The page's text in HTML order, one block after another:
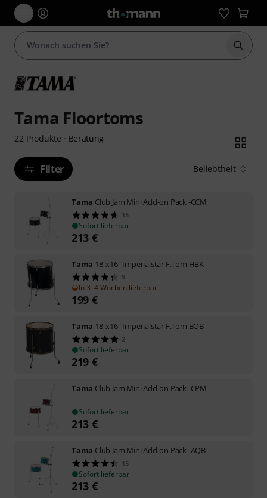
Suche
Tama Floortoms
22 Produkte · Beratung
Filter Beliebtheit
Tama Club Jam Mini Add-on Pack -CCM
15
Sofort lieferbar
213 €
Tama 18"x16" Imperialstar F.Tom HBK
5
In 3–4 Wochen lieferbar
199 €
Tama 18"x16" Imperialstar F.Tom BOB
2
Sofort lieferbar
219 €
Tama Club Jam Mini Add-on Pack -CPM
Sofort lieferbar
213 €
Tama Club Jam Mini Add-on Pack -AQB
13
Sofort lieferbar
213 €